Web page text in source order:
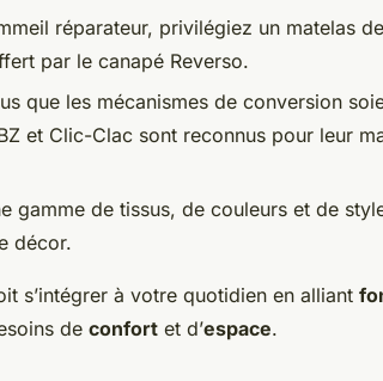
réparateur, privilégiez un matelas
par le canapé Reverso.
que les mécanismes de conversion
et Clic-Clac sont reconnus pour leur
gamme de tissus, de couleurs et de
décor.
s’intégrer à votre quotidien en alliant
de confort et d’espace.